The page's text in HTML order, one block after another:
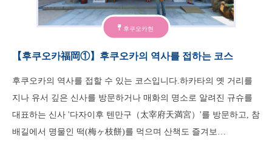
후쿠오카현
【후쿠오카福岡①】후쿠오카의 역사를 접하는 코스
후쿠오카의 역사를 접할 수 있는 코스입니다.하카타의 옛 거리를
지나 유서 깊은 신사를 방문하거나 매화의 명소로 알려진 규슈를
대표하는 신사 '다자이후 텐만구（太宰府天満宮）'를 방문하고, 참
배길에서 명물인 떡(梅ヶ枝餅)를 먹으며 산책도 즐겨보…